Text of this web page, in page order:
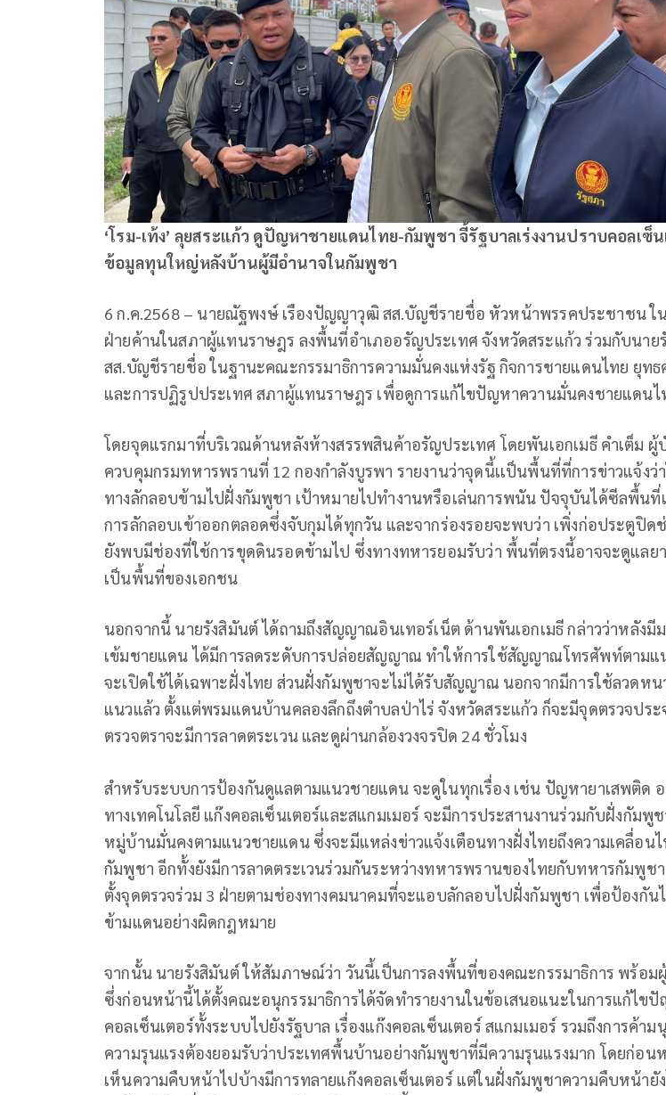
‘โรม-เท้ง’ ลุยสระแก้ว ดูปัญหาชายแดนไทย-กัมพูชา จี้รัฐบาลเร่งงานปราบคอลเซ็
ข้อมูลทุนใหญ่หลังบ้านผู้มีอำนาจในกัมพูชา
6 ก.ค.2568 – นายณัฐพงษ์ เรืองปัญญาวุฒิ สส.บัญชีรายชื่อ หัวหน้าพรรคประชาชน ใ
ฝ่ายค้านในสภาผู้แทนราษฎร​ ลงพื้นที่อำเภออรัญประเทศ จังหวัดสระแก้ว​ ร่วมกับนาย
สส.บัญชีรายชื่อ ในฐานะคณะกรรมาธิการความมั่นคงแห่งรัฐ กิจการชายแดนไทย ยุทธ
และการปฏิรูปประเทศ​ สภาผู้แทนราษฎร​ เพื่อดูการแก้ไขปัญหาควานมั่นคงชายแดน
โดยจุดแรกมาที่บริเวณด้านหลังห้างสรรพสินค้าอรัญประเทศ​ โดยพันเอกเมธี คำเต็ม ผู้
ควบคุมกรมทหารพรานที่ 12 กองกำลังบูรพา รายงานว่าจุดนี้​เเป็นพื้นที่ที่การข่าวแจ้งว่
ทางลักลอบข้ามไปฝั่งกัมพูชา​ เป้าหมายไปทำงานหรือเล่นการพนัน​ ปัจจุบันได้ซีลพื้นที่
การลักลอบเข้าออกตลอดซึ่งจับกุมได้ทุกวัน​ และจากร่องรอยจะพบว่า​ เพิ่งก่อประตูปิด
ยังพบมีช่องที่ใช้การขุดดินรอดข้ามไป​ ซึ่งทางทหารยอมรับว่า​ พื้นที่ตรงนี้อาจจะดูแลยา
เป็นพื้นที่ของเอกชน
นอกจากนี้ นายรังสิมันต์ ได้ถามถึงสัญญาณอินเทอร์เน็ต ด้านพันเอกเมธี กล่าวว่าหลังมี
เข้มชายแดน ได้มีการลดระดับการปล่อยสัญญาณ ทำให้การใช้สัญญาณโทรศัพท์ตาม
จะเปิดใช้ได้เฉพาะฝั่งไทย ส่วนฝั่งกัมพูชาจะไม่ได้รับสัญญาณ นอกจากมีการใช้ลวดห
แนวแล้ว ตั้งแต่พรมแดนบ้านคลองลึกถึงตำบลป่าไร่ จังหวัดสระแก้ว ก็จะมีจุดตรวจประ
ตรวจตราจะมีการลาดตระเวน และดูผ่านกล้องวงจรปิด 24 ชั่วโมง
สำหรับระบบการป้องกันดูแลตามแนวชายแดน จะดูในทุกเรื่อง เช่น ปัญหายาเสพติด
ทางเทคโนโลยี แก๊งคอลเซ็นเตอร์และสแกมเมอร์ จะมีการประสานงานร่วมกับฝั่งกัมพู
หมู่บ้านมั่นคงตามแนวชายแดน ซึ่งจะมีแหล่งข่าวแจ้งเตือนทางฝั่งไทยถึงความเคลื่อน
กัมพูชา อีกทั้งยังมีการลาดตระเวนร่วมกันระหว่างทหารพรานของไทยกับทหารกัมพูช
ตั้งจุดตรวจร่วม 3 ฝ่ายตามช่องทางคมนาคมที่จะแอบลักลอบไปฝั่งกัมพูชา เพื่อป้องกัน
ข้ามแดนอย่างผิดกฎหมาย
จากนั้น นายรังสิมันต์ ให้สัมภาษณ์ว่า วันนี้เป็นการลงพื้นที่ของคณะกรรมาธิการ พร้อม
ซึ่งก่อนหน้านี้ได้ตั้งคณะอนุกรรมาธิการได้จัดทำรายงานในข้อเสนอแนะในการแก้ไข
คอลเซ็นเตอร์ทั้งระบบไปยังรัฐบาล เรื่องแก๊งคอลเซ็นเตอร์ สแกมเมอร์ รวมถึงการค้า
ความรุนแรงต้องยอมรับว่าประเทศพื้นบ้านอย่างกัมพูชาที่มีความรุนแรงมาก โดยก่อน
เห็นความคืบหน้าไปบ้างมีการทลายแก๊งคอลเซ็นเตอร์ แต่ในฝั่งกัมพูชาความคืบหน้ายั